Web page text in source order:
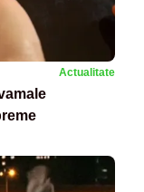
Actualitate